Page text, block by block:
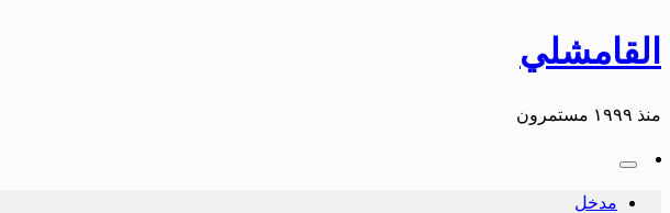
القامشلي
منذ ١٩٩٩ مستمرون
مدخل